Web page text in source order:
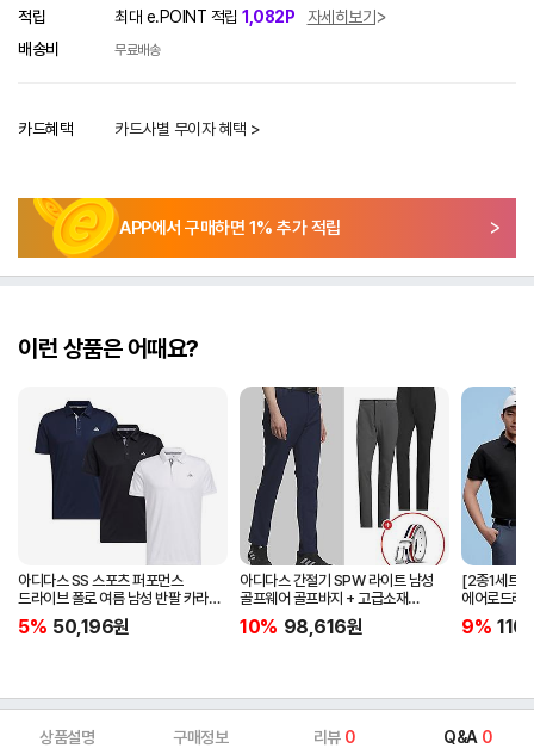
적립 최대 e.POINT 적립 1,082P
자세히보기
배송비
무료배송
카드혜택 카드사별 무이자 혜택 >
APP에서 구매하면 1% 추가 적립
이런 상품은 어때요?
아디다스 SS 스포츠 퍼포먼스
드라이브 폴로 여름 남성 반팔 카라
티셔츠 IA5447 IA5448 IA5446
5% 50,196원
아디다스 간절기 SPW 라이트 남성
골프웨어 골프바지 + 고급소재
삼선패턴 골프벨트 세트
10% 98,616원
[2종1세트]
에어로드라
남자 골프
JG1313
9%
상품설명 구매정보 리뷰 0 Q&A 0